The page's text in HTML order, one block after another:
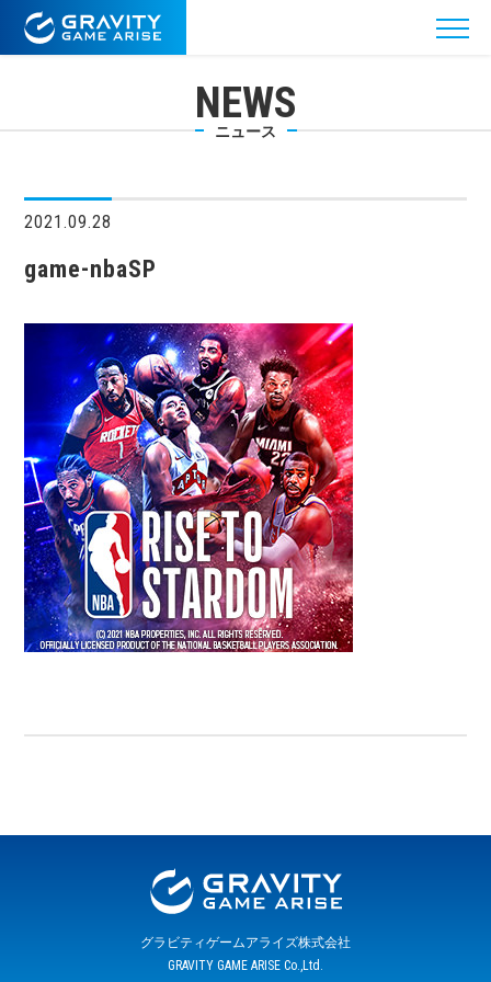
NEWS
ニュース
2021.09.28
game-nbaSP
グラビティゲームアライズ株式会社
GRAVITY GAME ARISE Co.,Ltd.